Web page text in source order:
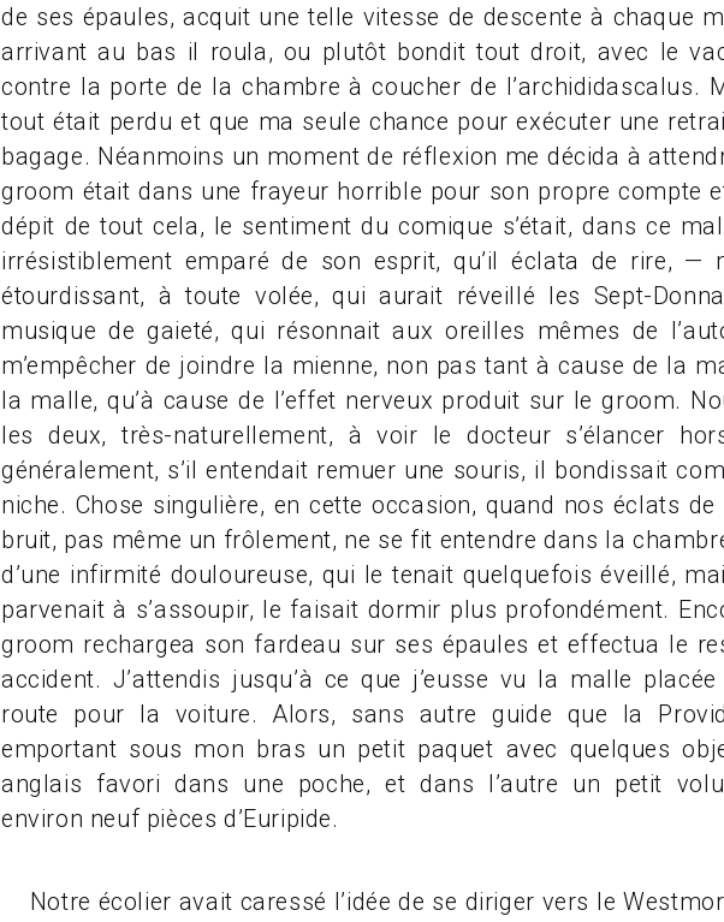
de ses épaules, acquit une telle vitesse de descente à chaque
arrivant au bas il roula, ou plutôt bondit tout droit, avec le
contre la porte de la chambre à coucher de l’archididascalus.
tout était perdu et que ma seule chance pour exécuter une
bagage. Néanmoins un moment de réflexion me décida à
groom était dans une frayeur horrible pour son propre compte
dépit de tout cela, le sentiment du comique s’était, dans ce
irrésistiblement emparé de son esprit, qu’il éclata de rire, —
étourdissant, à toute volée, qui aurait réveillé les Sept-
musique de gaieté, qui résonnait aux oreilles mêmes de
m’empêcher de joindre la mienne, non pas tant à cause de la
la malle, qu’à cause de l’effet nerveux produit sur le groom.
les deux, très-naturellement, à voir le docteur s’élancer
généralement, s’il entendait remuer une souris, il bondissait
niche. Chose singulière, en cette occasion, quand nos éclats
bruit, pas même un frôlement, ne se fit entendre dans la
d’une infirmité douloureuse, qui le tenait quelquefois éveillé,
parvenait à s’assoupir, le faisait dormir plus profondément.
groom rechargea son fardeau sur ses épaules et effectua le
accident. J’attendis jusqu’à ce que j’eusse vu la malle
route pour la voiture. Alors, sans autre guide que la
emportant sous mon bras un petit paquet avec quelques
anglais favori dans une poche, et dans l’autre un petit
environ neuf pièces d’Euripide.
Notre écolier avait caressé l’idée de se diriger vers le